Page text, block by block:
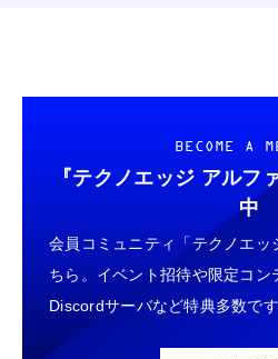
BECOME A
『テクノエッジ アルフ
中
会員コミュニティ「テクノエッ
ちら。イベント招待や限定コン
Discordサーバなど特典多数です